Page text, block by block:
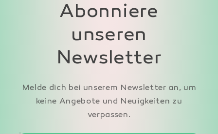
Abonniere
unseren
Newsletter
Melde dich bei unserem Newsletter an, um
keine Angebote und Neuigkeiten zu
verpassen.